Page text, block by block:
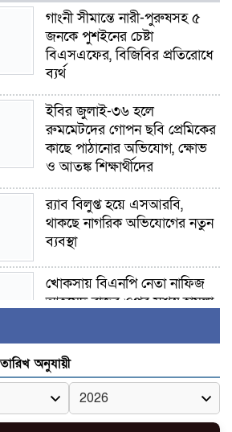
গাংনী সীমান্তে নারী-পুরুষসহ ৫
জনকে পুশইনের চেষ্টা
বিএসএফের, বিজিবির প্রতিরোধে
ব্যর্থ
ইবির জুলাই-৩৬ হলে
রুমমেটদের গোপন ছবি প্রেমিকের
কাছে পাঠানোর অভিযোগ, ক্ষোভ
ও আতঙ্ক শিক্ষার্থীদের
র‍্যাব বিলুপ্ত হয়ে এসআরবি,
থাকছে নাগরিক অভিযোগের নতুন
ব্যবস্থা
খোকসায় বিএনপি নেতা নাফিজ
আহমেদ রাজুর ওপর সশস্ত্র হামলা,
সাঈদীর ছবিতে জুতা
নিক্ষেপকারীরা ‘জারজ সন্তান’:
আমির হামজা
অনুযায়ী